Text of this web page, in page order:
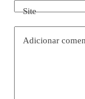
Site
Adicionar